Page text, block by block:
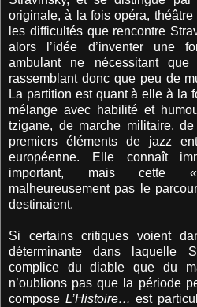
originale, à la fois opéra,
les difficultés que rencontre
alors l’idée d’inventer une
ambulant ne nécessitant
rassemblant donc que peu de
La partition est quant à elle à la
mélange avec habilité et
tzigane, de marche militaire,
premiers éléments de jazz
européenne. Elle connaît
important, mais cette
malheureusement pas le
destinaient.
Si certains critiques voient
déterminante dans laquelle
complice du diable que du
n’oublions pas que la période
compose L’Histoire… est